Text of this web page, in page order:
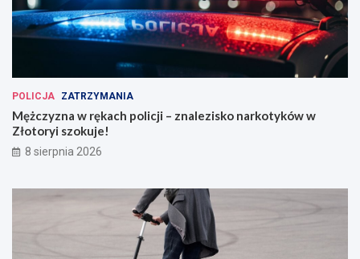
POLICJA ZATRZYMANIA
Mężczyzna w rękach policji – znalezisko narkotyków w
Złotoryi szokuje!
8 sierpnia 2026